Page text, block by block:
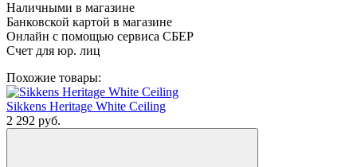
Наличными в магазине
Банковской картой в магазине
Онлайн с помощью сервиса СБЕР
Счет для юр. лиц
Похожие товары:
Sikkens Heritage White Ceiling
2 292 руб.